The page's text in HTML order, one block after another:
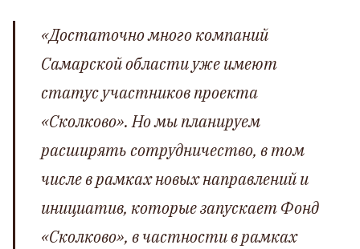
«Достаточно много компаний
Самарской области уже имеют
статус участников проекта
«Сколково». Но мы планируем
расширять сотрудничество, в том
числе в рамках новых направлений и
инициатив, которые запускает Фонд
«Сколково», в частности в рамках